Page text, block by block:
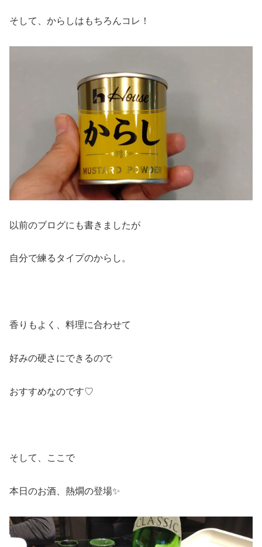
そして、からしはもちろんコレ！
以前のブログにも書きましたが
自分で練るタイプのからし。
香りもよく、料理に合わせて
好みの硬さにできるので
おすすめなのです♡
そして、ここで
本日のお酒、熱燗の登場✨